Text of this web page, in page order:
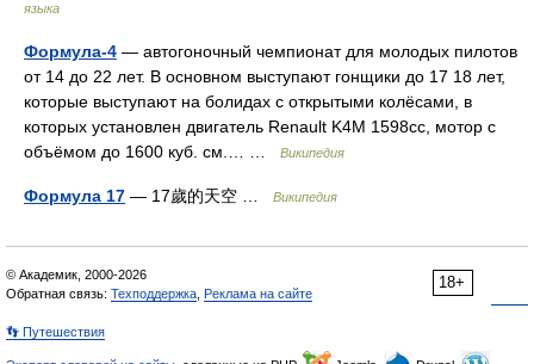
языка
Формула-4 — автогоночный чемпионат для молодых пилотов
от 14 до 22 лет. В основном выступают гонщики до 17 18 лет,
которые выступают на болидах с открытыми колёсами, в
которых установлен двигатель Renault K4M 1598cc, мотор с
объёмом до 1600 куб. см.… …
Википедия
Формула 17 — 17歲的天空 … Википедия
18+
© Академик, 2000-2026
Обратная связь: Техподдержка Реклама на сайте
👣 Путешествия